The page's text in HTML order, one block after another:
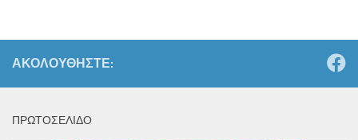
ΑΚΟΛΟΥΘΉΣΤΕ:
ΠΡΩΤΟΣΕΛΙΔΟ